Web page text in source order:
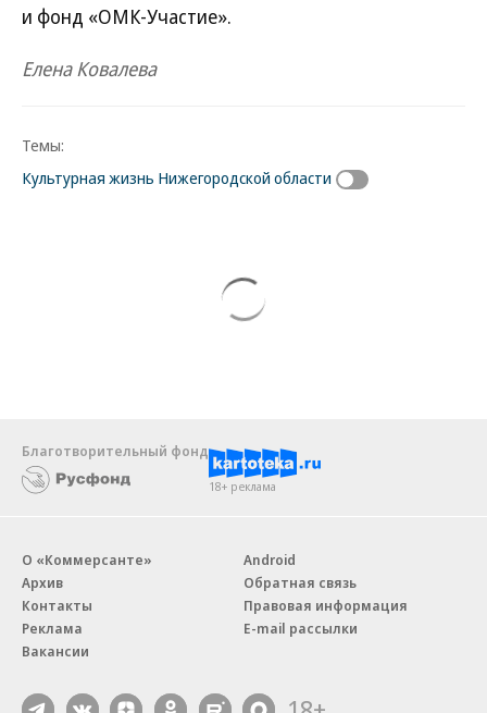
и фонд «ОМК-Участие».
Елена Ковалева
Темы:
Культурная жизнь Нижегородской области
Благотворительный фонд
18+ реклама
О «Коммерсанте»
Архив
Контакты
Реклама
Вакансии
Android
Обратная связь
Правовая информация
E-mail рассылки